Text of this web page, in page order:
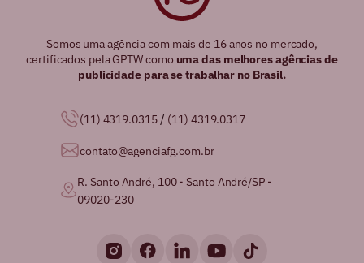
Somos uma agência com mais de 16 anos no mercado,
certificados pela GPTW como uma das melhores agências de
publicidade para se trabalhar no Brasil.
(11) 4319.0315 / (11) 4319.0317
contato@agenciafg.com.br
R. Santo André, 100 - Santo André/SP -
09020-230